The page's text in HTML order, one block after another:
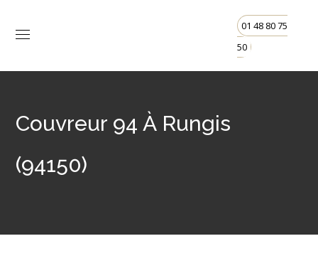
01 48 80 75
50
Couvreur 94 À Rungis
(94150)